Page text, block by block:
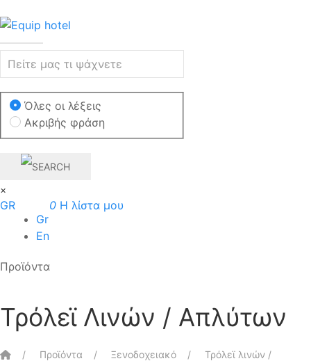
Όλες οι λέξεις
Ακριβής φράση
×
GR
Gr
En
0 Η λίστα μου
Προϊόντα
Τρόλεϊ Λινών / Απλύτων
Αρχική Προϊόντα Ξενοδοχειακό
Τρόλεϊ λινών /